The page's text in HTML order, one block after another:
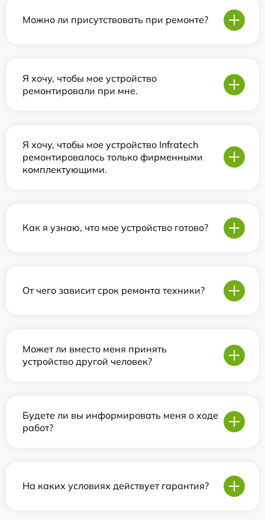
Можно ли присутствовать при ремонте?
Я хочу, чтобы мое устройство
ремонтировали при мне.
Я хочу, чтобы мое устройство Infratech
ремонтировалось только фирменными
комплектующими.
Как я узнаю, что мое устройство готово?
От чего зависит срок ремонта техники?
Может ли вместо меня принять
устройство другой человек?
Будете ли вы информировать меня о ходе
работ?
На каких условиях действует гарантия?